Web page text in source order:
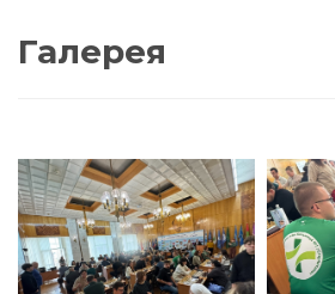
Галерея